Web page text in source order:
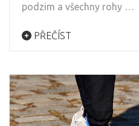
podzim a všechny rohy …
PŘEČÍST